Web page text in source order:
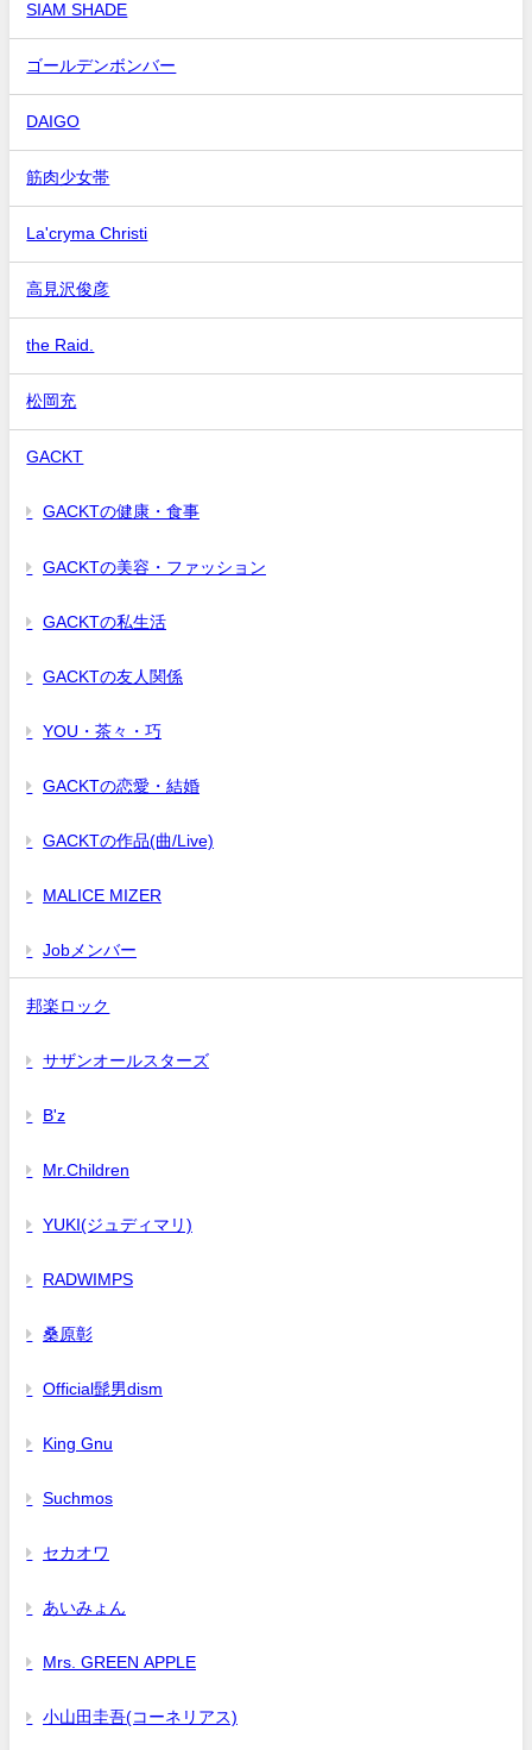
SIAM SHADE
ゴールデンボンバー
DAIGO
筋肉少女帯
La'cryma Christi
高見沢俊彦
the Raid.
松岡充
GACKT
GACKTの健康・食事
GACKTの美容・ファッション
GACKTの私生活
GACKTの友人関係
YOU・茶々・巧
GACKTの恋愛・結婚
GACKTの作品(曲/Live)
MALICE MIZER
Jobメンバー
邦楽ロック
サザンオールスターズ
B'z
Mr.Children
YUKI(ジュディマリ)
RADWIMPS
桑原彰
Official髭男dism
King Gnu
Suchmos
セカオワ
あいみょん
Mrs. GREEN APPLE
小山田圭吾(コーネリアス)